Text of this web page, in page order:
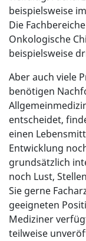
beispielsweise
Die
Onkologische
beispielsweise
Aber auch viele
benötigen
entscheidet,
einen
Entwicklung
grundsätzlich
noch Lust,
Sie gerne
geeigneten
Mediziner
teilweise